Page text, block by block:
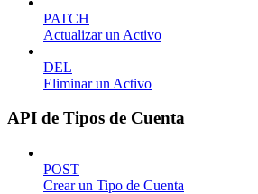
PATCH
Actualizar un Activo
DEL
Eliminar un Activo
API de Tipos de Cuenta
POST
Crear un Tipo de Cuenta